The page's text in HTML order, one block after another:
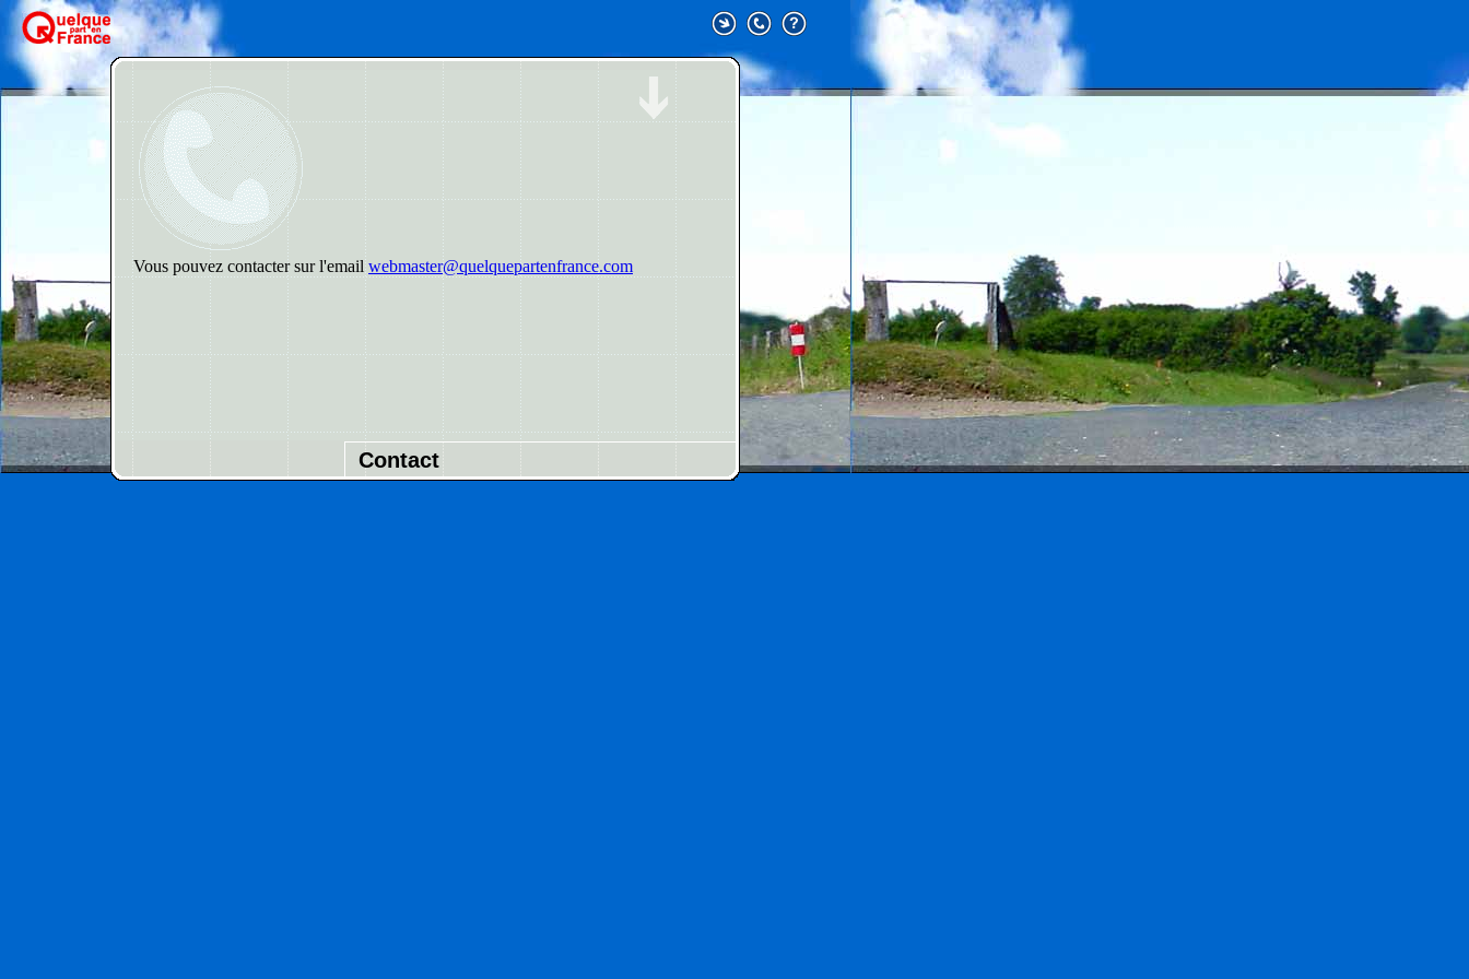
Vous pouvez contacter sur l'emailwebmaster@quelquepartenfrance.com
Contact